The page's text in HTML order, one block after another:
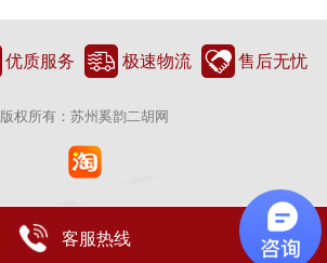
优质服务 极速物流 售后无忧
版权所有：苏州奚韵二胡网
客服热线